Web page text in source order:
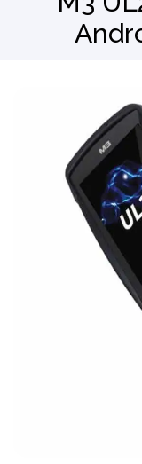
Barkod